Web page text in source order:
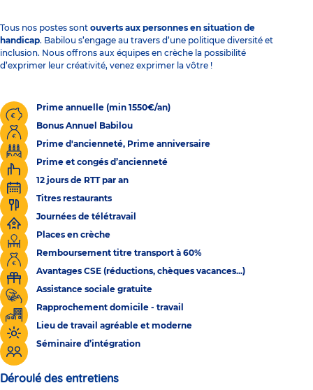
Tous nos postes sont ouverts aux personnes en situation de
handicap. Babilou s’engage au travers d’une politique diversité et
inclusion. Nous offrons aux équipes en crèche la possibilité
d’exprimer leur créativité, venez exprimer la vôtre !
Prime annuelle (min 1550€/an)
Bonus Annuel Babilou
Prime d'ancienneté, Prime anniversaire
Prime et congés d’ancienneté
12 jours de RTT par an
Titres restaurants
Journées de télétravail
Places en crèche
Remboursement titre transport à 60%
Avantages CSE (réductions, chèques vacances...)
Assistance sociale gratuite
Rapprochement domicile - travail
Lieu de travail agréable et moderne
Séminaire d’intégration
Déroulé des entretiens